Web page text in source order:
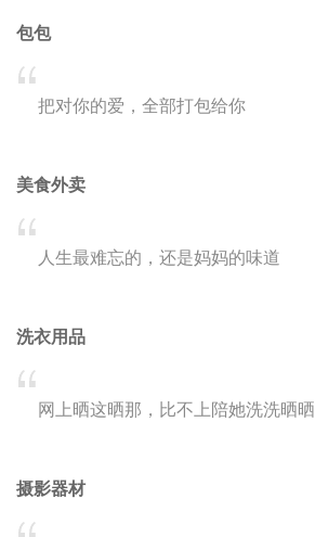
包包
把对你的爱，全部打包给你
美食外卖
人生最难忘的，还是妈妈的味道
洗衣用品
网上晒这晒那，比不上陪她洗洗晒晒
摄影器材